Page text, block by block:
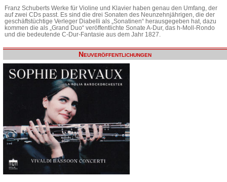
Franz Schuberts Werke für Violine und Klavier haben genau den Umfang, der
auf zwei CDs passt. Es sind die drei Sonaten des Neunzehnjährigen, die der
geschäftstüchtige Verleger Diabelli als „Sonatinen“ herausgegeben hat, dazu
kommen die als „Grand Duo“ veröffentlichte Sonate A-Dur, das h-Moll-Rondo
und die bedeutende C-Dur-Fantasie aus dem Jahr 1827.
Neuveröffentlichungen